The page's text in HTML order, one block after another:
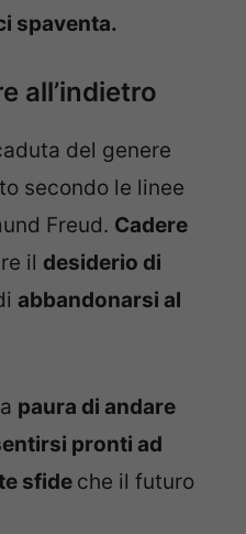
spaventa.
all’indietro
del genere
secondo le linee
Freud. Cadere
il desiderio di
abbandonarsi al
paura di andare
pronti ad
sfide che il futuro